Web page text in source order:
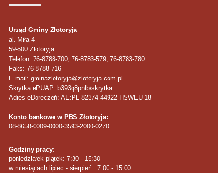
Urząd Gminy Złotoryja
al. Miła 4
59-500 Złotoryja
Telefon: 76-8788-700, 76-8783-579, 76-8783-780
Faks: 76-8788-716
E-mail: gminazlotoryja@zlotoryja.com.pl
Skrytka ePUAP: b393q8pnlb/skrytka
Adres eDoręczeń: AE:PL-82374-44922-HSWEU-18
Konto bankowe w PBS Złotoryja:
08-8658-0009-0000-3593-2000-0270
Godziny pracy:
poniedziałek-piątek: 7:30 - 15:30
w miesiącach lipiec - sierpień : 7:00 - 15:00